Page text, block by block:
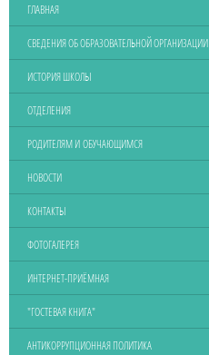
ГЛАВНАЯ
СВЕДЕНИЯ ОБ ОБРАЗОВАТЕЛЬНОЙ ОРГАНИЗАЦИИ
ИСТОРИЯ ШКОЛЫ
ОТДЕЛЕНИЯ
РОДИТЕЛЯМ И ОБУЧАЮЩИМСЯ
НОВОСТИ
КОНТАКТЫ
ФОТОГАЛЕРЕЯ
ИНТЕРНЕТ-ПРИЁМНАЯ
"ГОСТЕВАЯ КНИГА"
АНТИКОРРУПЦИОННАЯ ПОЛИТИКА